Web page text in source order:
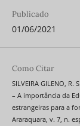
Publicado
01/06/2021
Como Citar
SILVEIRA GILENO, R.
– A importância da
estrangeiras para a
Araraquara, v. 7, n.